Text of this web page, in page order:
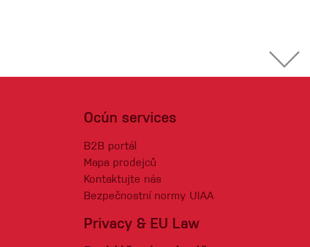
Ocún services
B2B portál
Mapa prodejců
Kontaktujte nás
Bezpečnostní normy UIAA
Privacy & EU Law